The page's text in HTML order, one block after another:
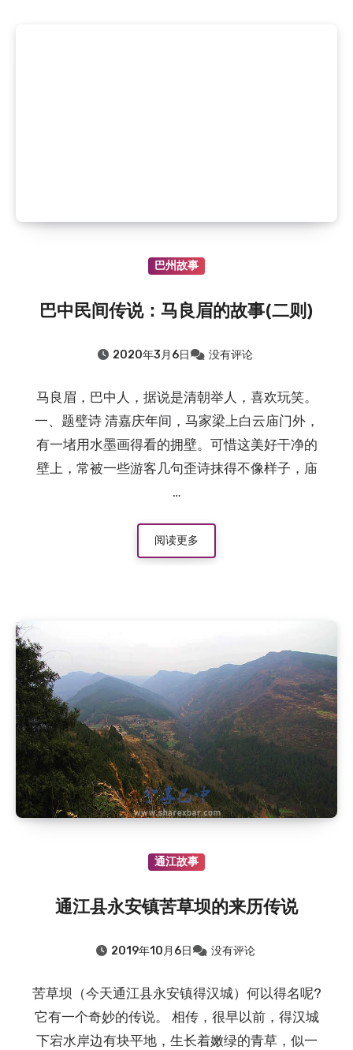
巴州故事
巴中民间传说：马良眉的故事(二则)
2020年3月6日 没有评论
马良眉，巴中人，据说是清朝举人，喜欢玩笑。
一、题璧诗 清嘉庆年间，马家梁上白云庙门外，
有一堵用水墨画得看的拥壁。可惜这美好干净的
壁上，常被一些游客几句歪诗抹得不像样子，庙
…
阅读更多
通江故事
通江县永安镇苦草坝的来历传说
2019年10月6日 没有评论
苦草坝（今天通江县永安镇得汉城）何以得名呢?
它有一个奇妙的传说。 相传，很早以前，得汉城
下宕水岸边有块平地，生长着嫩绿的青草，似一